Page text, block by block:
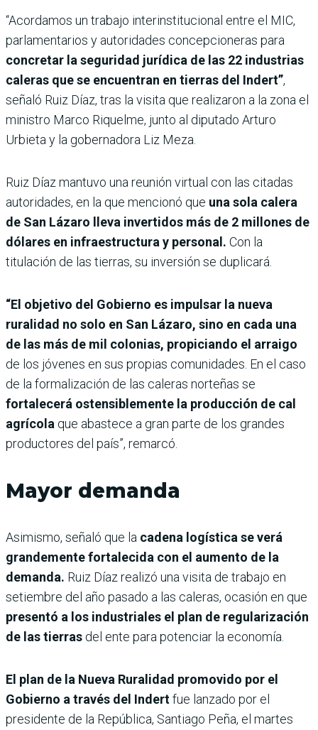
“Acordamos un trabajo interinstitucional entre el MIC,
parlamentarios y autoridades concepcioneras para
concretar la seguridad jurídica de las 22 industrias
caleras que se encuentran en tierras del Indert”,
señaló Ruiz Díaz, tras la visita que realizaron a la zona el
ministro Marco Riquelme, junto al diputado Arturo
Urbieta y la gobernadora Liz Meza.
Ruiz Díaz mantuvo una reunión virtual con las citadas
autoridades, en la que mencionó que una sola calera
de San Lázaro lleva invertidos más de 2 millones de
dólares en infraestructura y personal. Con la
titulación de las tierras, su inversión se duplicará.
“El objetivo del Gobierno es impulsar la nueva
ruralidad no solo en San Lázaro, sino en cada una
de las más de mil colonias, propiciando el arraigo
de los jóvenes en sus propias comunidades. En el caso
de la formalización de las caleras norteñas se
fortalecerá ostensiblemente la producción de cal
agrícola que abastece a gran parte de los grandes
productores del país”, remarcó.
Mayor demanda
Asimismo, señaló que la cadena logística se verá
grandemente fortalecida con el aumento de la
demanda. Ruiz Díaz realizó una visita de trabajo en
setiembre del año pasado a las caleras, ocasión en que
presentó a los industriales el plan de regularización
de las tierras del ente para potenciar la economía.
El plan de la Nueva Ruralidad promovido por el
Gobierno a través del Indertfue lanzado por el
presidente de la República, Santiago Peña, el martes